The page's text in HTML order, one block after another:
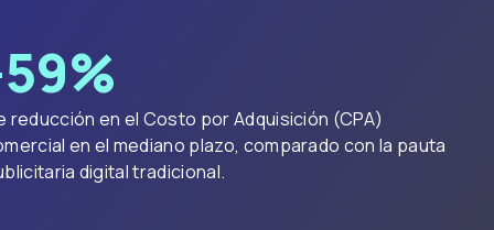
60%
reducción en el Costo por Adquisición (CPA)
en el mediano plazo, comparado con la pauta
digital tradicional.